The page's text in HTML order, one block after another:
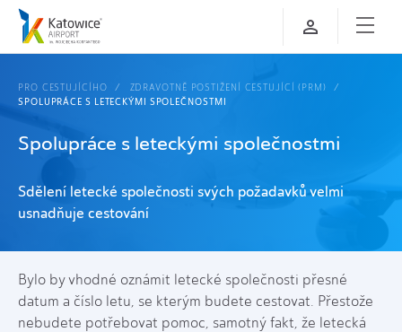
PRO CESTUJÍCÍHO
ZDRAVOTNĚ POSTIŽENÍ CESTUJÍCÍ (PRM)
SPOLUPRÁCE S LETECKÝMI SPOLEČNOSTMI
Spolupráce s leteckými společnostmi
Sdělení letecké společnosti svých požadavků velmi
usnadňuje cestování
Bylo by vhodné oznámit letecké společnosti přesné
datum a číslo letu, se kterým budete cestovat. Přestože
nebudete potřebovat pomoc, samotný fakt, že letecká